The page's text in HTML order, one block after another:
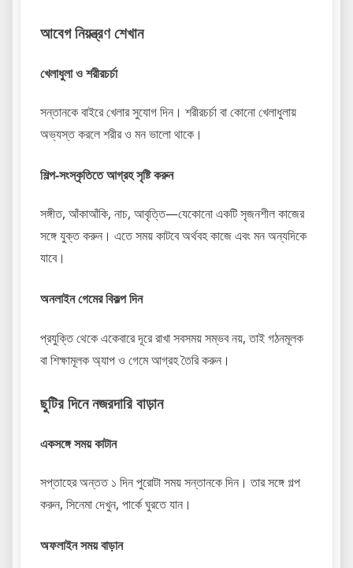
আবেগ নিয়ন্ত্রণ শেখান
খেলাধুলা ও শরীরচর্চা
সন্তানকে বাইরে খেলার সুযোগ দিন। শরীরচর্চা বা কোনো খেলাধুলায়
অভ্যস্ত করলে শরীর ও মন ভালো থাকে।
শিল্প-সংস্কৃতিতে আগ্রহ সৃষ্টি করুন
সঙ্গীত, আঁকাআঁকি, নাচ, আবৃত্তি—যেকোনো একটি সৃজনশীল কাজের
সঙ্গে যুক্ত করুন। এতে সময় কাটবে অর্থবহ কাজে এবং মন অন্যদিকে
যাবে।
অনলাইন গেমের বিকল্প দিন
প্রযুক্তি থেকে একেবারে দূরে রাখা সবসময় সম্ভব নয়, তাই গঠনমূলক
বা শিক্ষামূলক অ্যাপ ও গেমে আগ্রহ তৈরি করুন।
ছুটির দিনে নজরদারি বাড়ান
একসঙ্গে সময় কাটান
সপ্তাহের অন্তত ১ দিন পুরোটা সময় সন্তানকে দিন। তার সঙ্গে গল্প
করুন, সিনেমা দেখুন, পার্কে ঘুরতে যান।
অফলাইন সময় বাড়ান